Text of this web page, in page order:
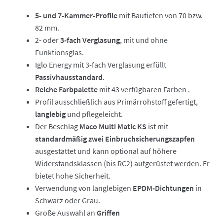
5- und 7-Kammer-Profilemit Bautiefen von 70 bzw.
82 mm.
2- oder3-fach Verglasung, mit und ohne
Funktionsglas.
Iglo Energy mit 3-fach Verglasung erfüllt
Passivhausstandard.
Reiche Farbpalettemit 43 verfügbaren Farben .
Profil ausschließlich aus Primärrohstoff gefertigt,
langlebigund pflegeleicht.
Der Beschlag Maco Multi Matic KS ist mit
standardmäßig zwei Einbruchsicherungszapfen
ausgestattet und kann optional auf höhere
Widerstandsklassen (bis RC2) aufgerüstet werden. Er
bietet hohe Sicherheit.
Verwendung von langlebigen EPDM-Dichtungen in
Schwarz oder Grau.
Große Auswahl an Griffen